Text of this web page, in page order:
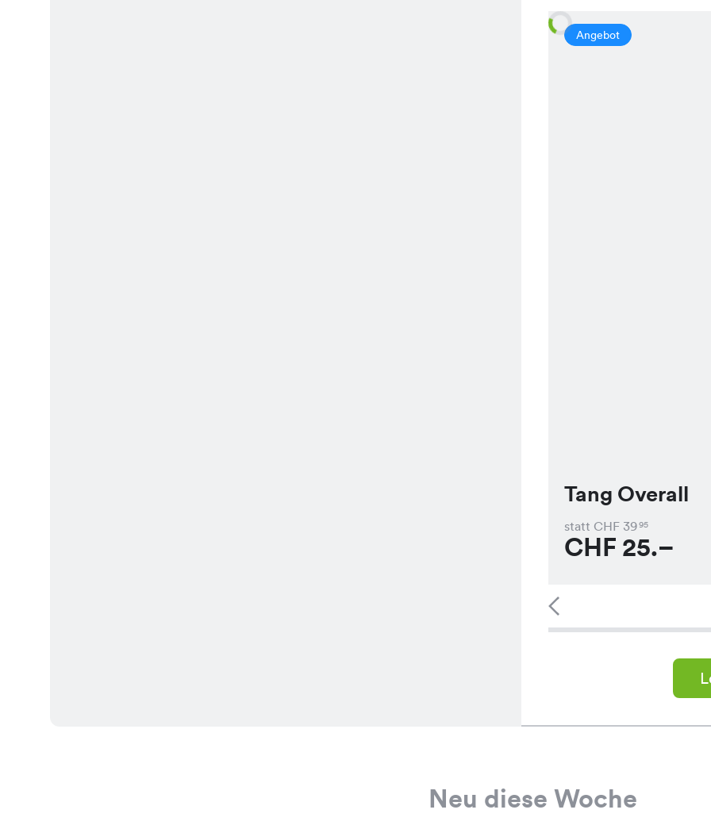
Angebot
Tang Overall
statt CHF 3995
CHF 25.–
Neu diese Woche